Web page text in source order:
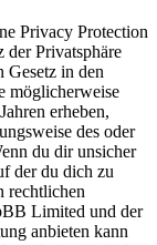
Privacy Protection
der Privatsphäre
in den
möglicherweise
erheben,
des oder
du dir unsicher
der du dich zu
rechtlichen
Limited und der
anbieten kann